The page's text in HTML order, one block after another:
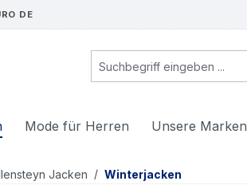
DE
Mode für Herren Unsere Marken
Jacken / Winterjacken